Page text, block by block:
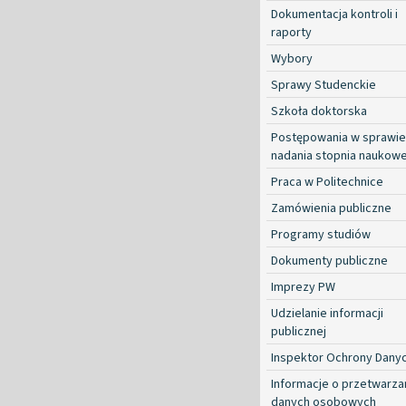
Dokumentacja kontroli i
raporty
Wybory
Sprawy Studenckie
Szkoła doktorska
Postępowania w sprawie
nadania stopnia
Praca w Politechnice
Zamówienia publiczne
Programy studiów
Dokumenty publiczne
Imprezy PW
Udzielanie informacji
publicznej
Inspektor Ochrony
Informacje o
danych osobowych